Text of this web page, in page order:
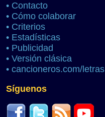
• Contacto
• Cómo colaborar
• Criterios
• Estadísticas
• Publicidad
• Versión clásica
• cancioneros.com/letras
Síguenos